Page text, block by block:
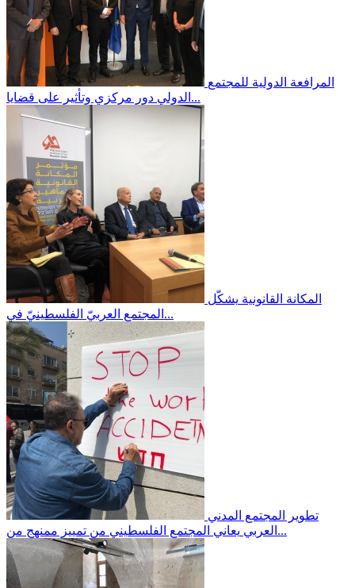
المرافعة الدولية للمجتمع
الدولي دور مركزي وتأثير على قضايا...
المكانة القانونية يشكّل
المجتمع العربيّ الفلسطينيّ في...
العربي يعاني المجتمع الفلسطيني من تمييز ممنهج من...